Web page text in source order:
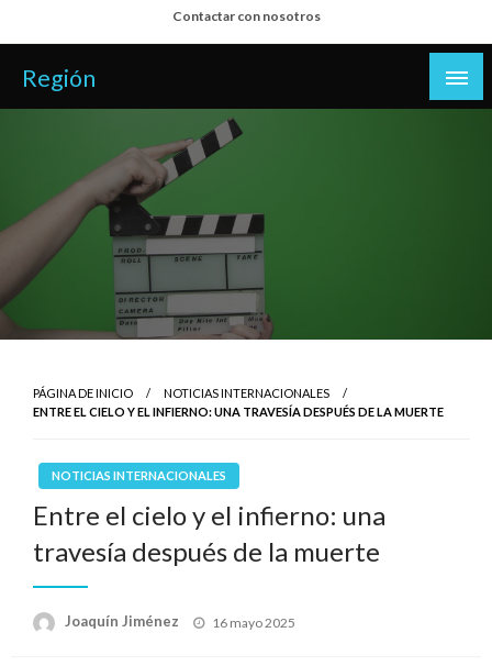
al
contenido
Contactar con nosotros
Región
PÁGINA DE INICIO
NOTICIAS INTERNACIONALES
ENTRE EL CIELO Y EL INFIERNO: UNA TRAVESÍA DESPUÉS DE LA MUERTE
NOTICIAS INTERNACIONALES
Entre el cielo y el infierno: una
travesía después de la muerte
Joaquín Jiménez
Publicado
16 mayo 2025